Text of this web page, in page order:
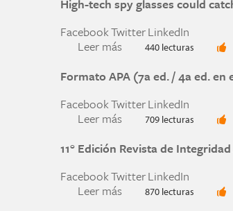
High-tech spy glasses could
FacebookTwitterLinkedIn
Leer más sobre High-tech spy
440 lecturas
Formato APA (7a ed. / 4a ed. en
FacebookTwitterLinkedIn
Leer más sobre Formato APA
709 lecturas
11° Edición Revista de
FacebookTwitterLinkedIn
Leer más sobre 11° Edición
870 lecturas